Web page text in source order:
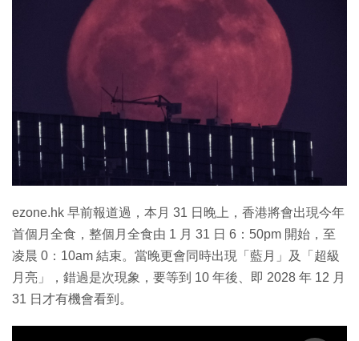
生成式AI與雲端應用
Enterprise Digital Transformation
ezone.hk 早前報道過，本月 31 日晚上，香港將會出現今年
首個月全食，整個月全食由 1 月 31 日 6：50pm 開始，至
凌晨 0：10am 結束。當晚更會同時出現「藍月」及「超級
月亮」，錯過是次現象，要等到 10 年後、即 2028 年 12 月
31 日才有機會看到。